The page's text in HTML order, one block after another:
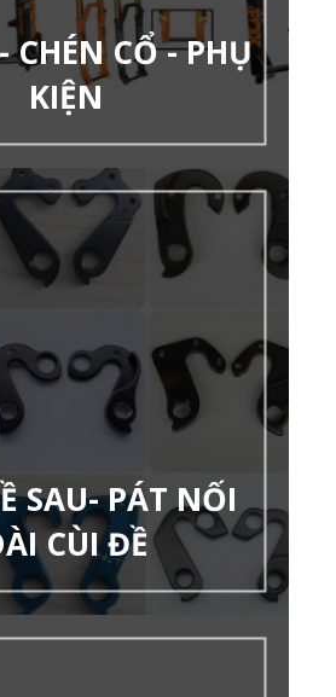
CHÉN CỔ - PHỤ
KIỆN
SAU- PÁT NỐI
CÙI ĐỀ